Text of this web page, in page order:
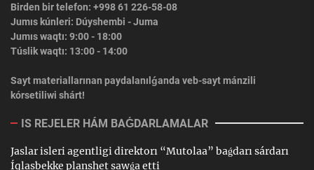
Birden bir telefon: +998 61 226-58-08
Jumıs kúnleri: Dúyshembi - Juma
Jumıs waqtı: 9:00 - 18:00
Túslik waqtı: 13:00 - 14:00
Sayt materiallarınan paydalanılǵanda veb-sayt mánzili
kórsetiliwi shárt!
IS REJELER HÁM BAǴDARLAMALAR
Jaslar isleri agentligi direktorı “Mutolaa” baǵdarı sárdarı
Íqlasbekke planshet sawǵa etti